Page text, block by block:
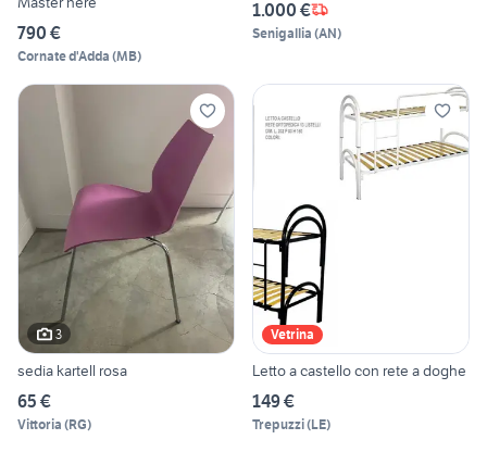
790 €
Cornate d'Adda (MB)
1.000 €
Senigallia (AN)
3
sedia kartell rosa
65 €
Vittoria (RG)
Vetrina
Letto a castello con rete a doghe
149 €
Trepuzzi(LE)